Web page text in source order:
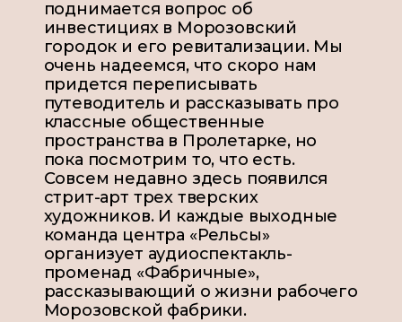
поднимается вопрос об
инвестициях в Морозовский
городок и его ревитализации. Мы
очень надеемся, что скоро нам
придется переписывать
путеводитель и рассказывать про
классные общественные
пространства в Пролетарке, но
пока посмотрим то, что есть.
Совсем недавно здесь появился
стрит-арт трех тверских
художников. И каждые выходные
команда центра «Рельсы»
организует аудиоспектакль-
променад «Фабричные»,
рассказывающий о жизни рабочего
Морозовской фабрики.